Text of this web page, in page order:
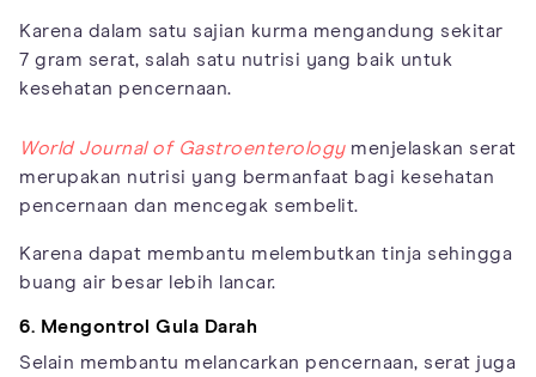
Karena dalam satu sajian kurma mengandung sekitar
7 gram serat, salah satu nutrisi yang baik untuk
kesehatan pencernaan.
World Journal of Gastroenterologymenjelaskan serat
merupakan nutrisi yang bermanfaat bagi kesehatan
pencernaan dan mencegak sembelit.
Karena dapat membantu melembutkan tinja sehingga
buang air besar lebih lancar.
6. Mengontrol Gula Darah
Selain membantu melancarkan pencernaan, serat juga